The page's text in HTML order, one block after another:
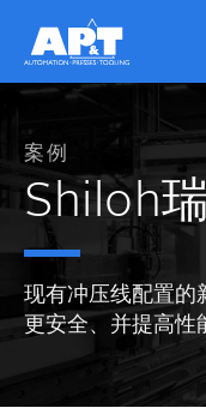
main
content
案例
Shiloh
现有冲压线配置的
更安全、并提高性